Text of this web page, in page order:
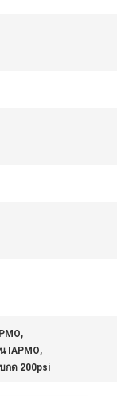
,
IAPMO,
กด 200psi